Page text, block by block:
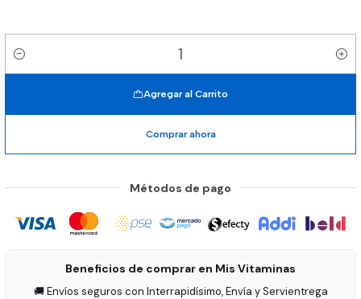
Cantidad
Agregar al Carrito
Comprar ahora
Métodos de pago
Beneficios de comprar en Mis Vitaminas
🚚 Envíos seguros con Interrapidísimo, Envía y Servientrega